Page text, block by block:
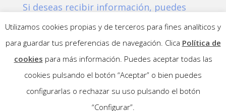
Si deseas recibir información, puedes
suscribirte a nuestra NEWSLETTER:
Suscribirme!
©Copyright 2015 Ibiltarinekya |
Utilizamos cookies propias y de terceros para fines analíticos y
para guardar tus preferencias de navegación. Clica Política de
cookies para más información. Puedes aceptar todas las
cookies pulsando el botón “Aceptar” o bien puedes
configurarlas o rechazar su uso pulsando el botón
“Configurar”.